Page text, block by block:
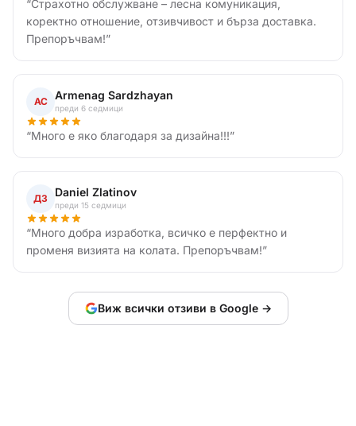
“Страхотно обслужване – лесна комуникация,
коректно отношение, отзивчивост и бърза доставка.
Препоръчвам!”
АС Armenag Sardzhayan
преди 6 седмици
“Много е яко благодаря за дизайна!!!”
ДЗ Daniel Zlatinov
преди 15 седмици
“Много добра изработка, всичко е перфектно и
променя визията на колата. Препоръчвам!”
Виж всички отзиви в Google →